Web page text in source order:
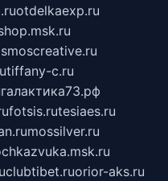
otdelkaexp.ru
tiffany-c.ru
галактика73.рф
fotsis.rutesiaes.ru
mossilver.ru
clubtibet.ruorior-aks.ru